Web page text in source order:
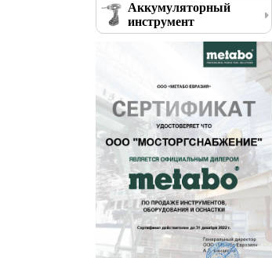
Аккумуляторный
инструмент